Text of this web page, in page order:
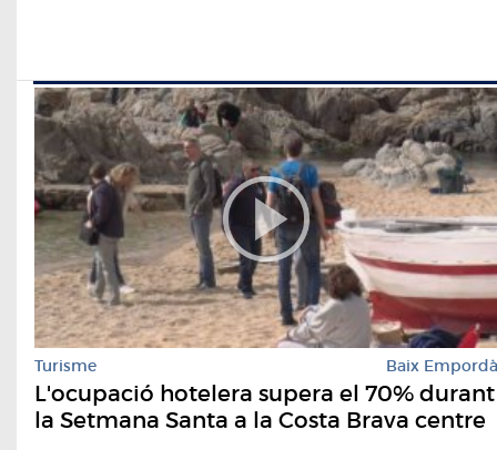
Turisme Baix Empordà
L'ocupació hotelera supera el 70% durant
la Setmana Santa a la Costa Brava centre